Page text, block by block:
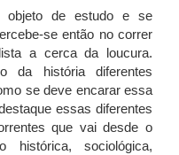
de estudo e se
se então no correr
a cerca da loucura.
da história diferentes
se deve encarar essa
essas diferentes
que vai desde o
histórica, sociológica,